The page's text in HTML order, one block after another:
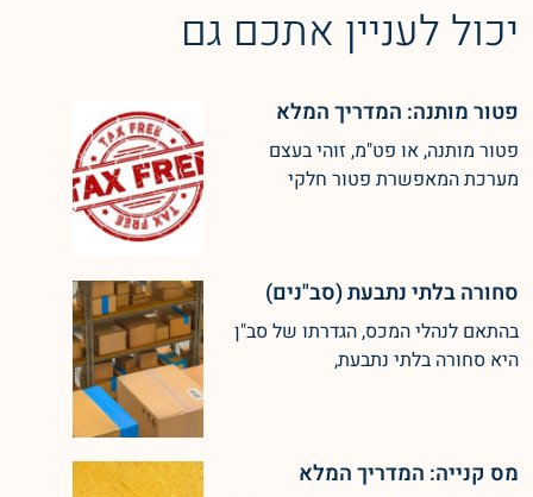
יכול לעניין אתכם גם
פטור מותנה: המדריך המלא
פטור מותנה, או פט"מ, זוהי בעצם
מערכת המאפשרת פטור חלקי
סחורה בלתי נתבעת (סב"נים)
בהתאם לנהלי המכס, הגדרתו של סב"ן
היא סחורה בלתי נתבעת,
מס קנייה: המדריך המלא